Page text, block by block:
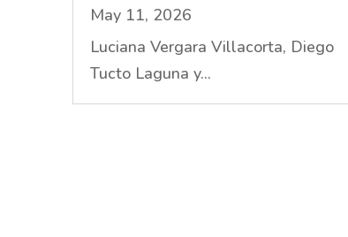
May 11, 2026
Luciana Vergara Villacorta, Diego
Tucto Laguna y...